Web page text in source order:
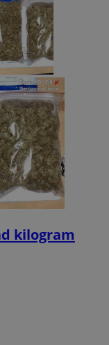
kilogram